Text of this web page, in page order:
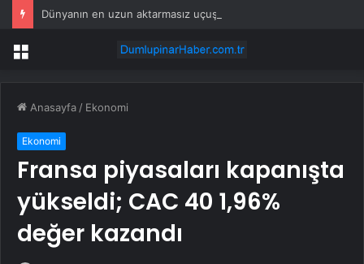
Menü
Anasayfa / Ekonomi
Ekonomi
Fransa piyasaları kapanışta
yükseldi; CAC 40 1,96%
değer kazandı